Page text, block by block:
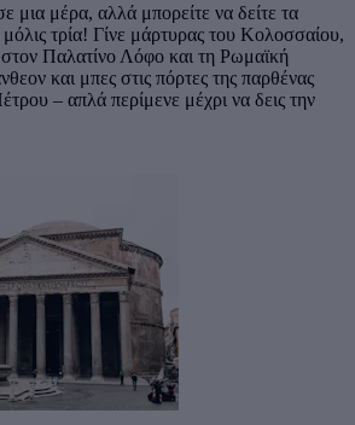
μια μέρα, αλλά μπορείτε να δείτε τα
τρία! Γίνε μάρτυρας του Κολοσσαίου,
Παλατίνο Λόφο και τη Ρωμαϊκή
και μπες στις πόρτες της παρθένας
– απλά περίμενε μέχρι να δεις την